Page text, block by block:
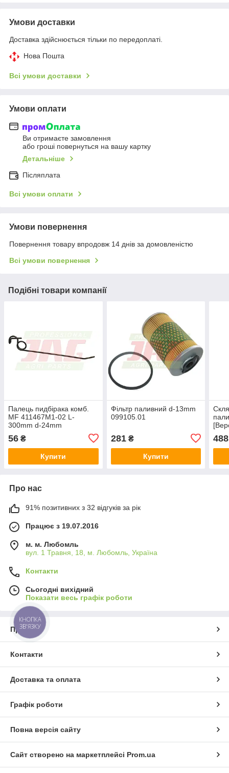
Умови доставки
Доставка здійснюється тільки по передоплаті.
Нова Пошта
Всі умови доставки
Умови оплати
Ви отримаєте замовлення
або гроші повернуться на вашу картку
Детальніше
Післяплата
Всі умови оплати
Умови повернення
Повернення товару впродовж 14 днів за домовленістю
Всі умови повернення
Подібні товари компанії
Палець пидбірака комб.
MF 411467M1-02 L-
300mm d-24mm
56 ₴
Купити
Фільтр паливний d-13mm
099105.01
281₴
Купити
488
Про нас
91% позитивних з 32 відгуків за рік
Працює з 19.07.2016
м. м. Любомль
вул. 1 Травня, 18, м. Любомль, Україна
Контакти
Сьогодні вихідний
Показати весь графік роботи
Про нас
Контакти
Доставка та оплата
Графік роботи
Повна версія сайту
Сайт створено на маркетплейсі Prom.ua
КНОПКА
ЗВ'ЯЗКУ